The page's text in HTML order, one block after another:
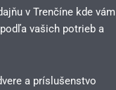
v Trenčíne kde vám
vašich potrieb a
a príslušenstvo